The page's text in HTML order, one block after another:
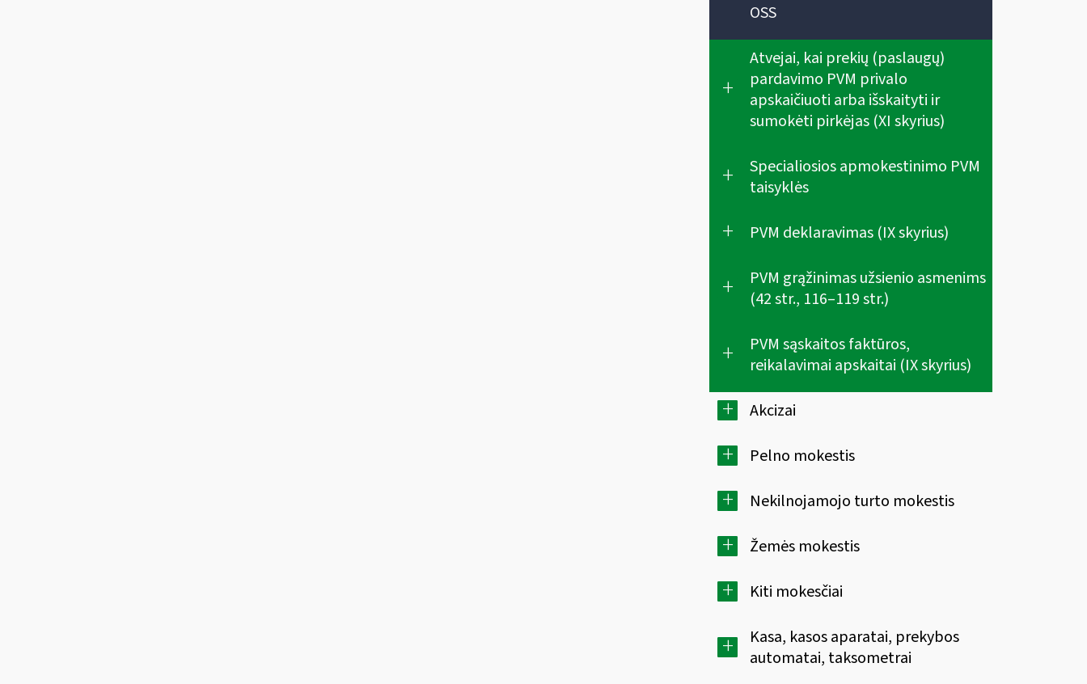
OSS
+
Atvejai, kai prekių (paslaugų)
pardavimo PVM privalo
apskaičiuoti arba išskaityti ir
sumokėti pirkėjas (XI skyrius)
+
Specialiosios apmokestinimo PVM
taisyklės
+ PVM deklaravimas (IX skyrius)
+
PVM grąžinimas užsienio asmenims
(42 str., 116–119 str.)
+
PVM sąskaitos faktūros,
reikalavimai apskaitai (IX skyrius)
+ Akcizai
+ Pelno mokestis
+ Nekilnojamojo turto mokestis
+ Žemės mokestis
+ Kiti mokesčiai
+
Kasa, kasos aparatai, prekybos
automatai, taksometrai